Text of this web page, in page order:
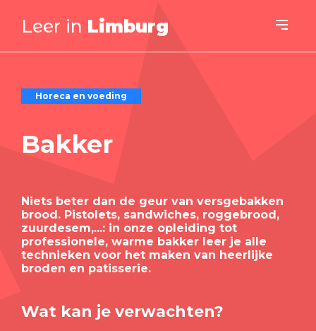
Leer in Limburg
Horeca en voeding
Bakker
Niets beter dan de geur van versgebakken
brood. Pistolets, sandwiches, roggebrood,
zuurdesem,...: in onze opleiding tot
professionele, warme bakker leer je alle
technieken voor het maken van heerlijke
broden en patisserie.
Wat kan je verwachten?